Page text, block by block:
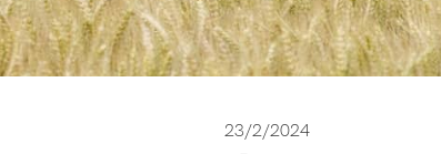
23/2/2024